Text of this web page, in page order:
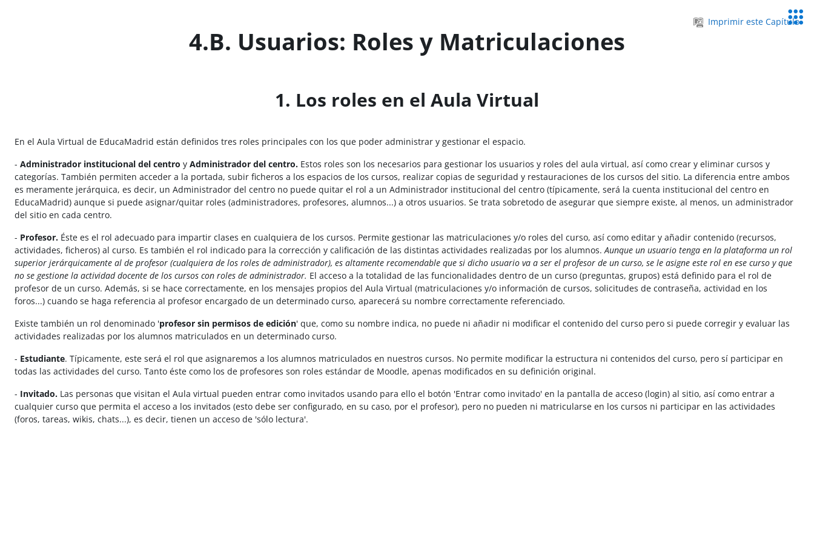
Imprimir este Capítulo
4.B. Usuarios: Roles y Matriculaciones
1. Los roles en el Aula Virtual
En el Aula Virtual de EducaMadrid están definidos tres roles principales con los que poder administrar y gestionar el espacio.
- Administrador institucional del centro y Administrador del centro. Estos roles son los necesarios para gestionar los usuarios y roles del aula virtual, así como crear y eliminar cursos y
categorías. También permiten acceder a la portada, subir ficheros a los espacios de los cursos, realizar copias de seguridad y restauraciones de los cursos del sitio. La diferencia entre ambos
es meramente jerárquica, es decir, un Administrador del centro no puede quitar el rol a un Administrador institucional del centro (típicamente, será la cuenta institucional del centro en
EducaMadrid) aunque si puede asignar/quitar roles (administradores, profesores, alumnos...) a otros usuarios. Se trata sobretodo de asegurar que siempre existe, al menos, un administrador
del sitio en cada centro.
- Profesor. Éste es el rol adecuado para impartir clases en cualquiera de los cursos. Permite gestionar las matriculaciones y/o roles del curso, así como editar y añadir contenido (recursos,
actividades, ficheros) al curso. Es también el rol indicado para la corrección y calificación de las distintas actividades realizadas por los alumnos. Aunque un usuario tenga en la plataforma un rol
superior jerárquicamente al de profesor (cualquiera de los roles de administrador), es altamente recomendable que si dicho usuario va a ser el profesor de un curso, se le asigne este rol en ese curso y que
no se gestione la actividad docente de los cursos con roles de administrador. El acceso a la totalidad de las funcionalidades dentro de un curso (preguntas, grupos) está definido para el rol de
profesor de un curso. Además, si se hace correctamente, en los mensajes propios del Aula Virtual (matriculaciones y/o información de cursos, solicitudes de contraseña, actividad en los
foros...) cuando se haga referencia al profesor encargado de un determinado curso, aparecerá su nombre correctamente referenciado.
Existe también un rol denominado 'profesor sin permisos de edición' que, como su nombre indica, no puede ni añadir ni modificar el contenido del curso pero si puede corregir y evaluar las
actividades realizadas por los alumnos matriculados en un determinado curso.
- Estudiante. Típicamente, este será el rol que asignaremos a los alumnos matriculados en nuestros cursos. No permite modificar la estructura ni contenidos del curso, pero sí participar en
todas las actividades del curso. Tanto éste como los de profesores son roles estándar de Moodle, apenas modificados en su definición original.
- Invitado. Las personas que visitan el Aula virtual pueden entrar como invitados usando para ello el botón 'Entrar como invitado' en la pantalla de acceso (login) al sitio, así como entrar a
cualquier curso que permita el acceso a los invitados (esto debe ser configurado, en su caso, por el profesor), pero no pueden ni matricularse en los cursos ni participar en las actividades
(foros, tareas, wikis, chats...), es decir, tienen un acceso de 'sólo lectura'.